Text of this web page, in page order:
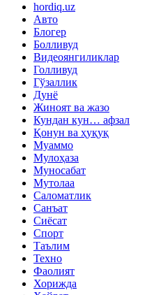
hordiq.uz
Авто
Блогер
Болливуд
Видеоянгиликлар
Голливуд
Гўзаллик
Дунё
Жиноят ва жазо
Кундан кун… афзал
Қонун ва ҳуқуқ
Муаммо
Мулоҳаза
Муносабат
Мутолаа
Саломатлик
Санъат
Сиёсат
Спорт
Таълим
Техно
Фаолият
Хорижда